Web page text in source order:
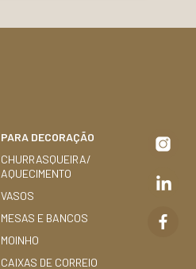
PARA DECORAÇÃO
CHURRASQUEIRA/
AQUECIMENTO
VASOS
MESAS E BANCOS
MOINHO
CAIXAS DE CORREIO